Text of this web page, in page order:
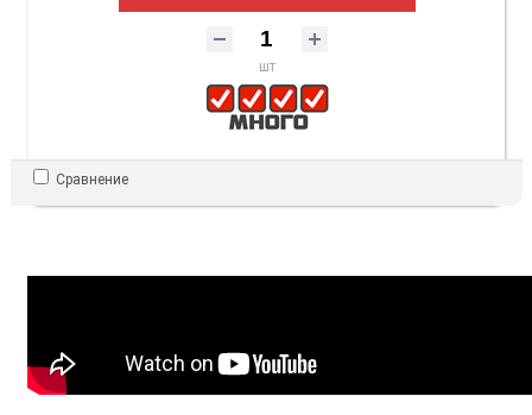
шт
Сравнение